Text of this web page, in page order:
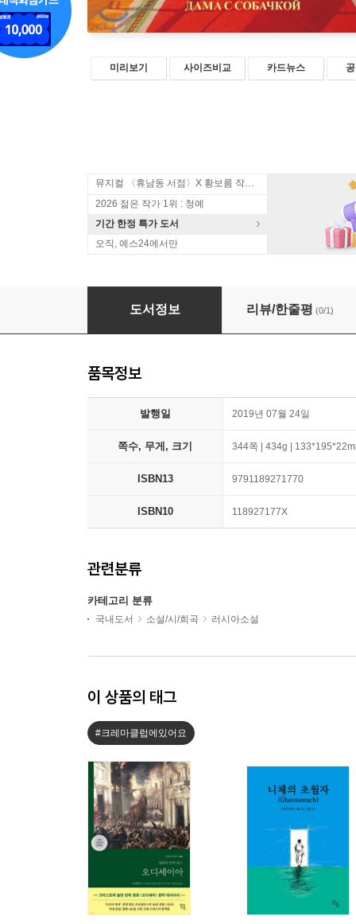
미리보기 사이즈비교 카드뉴스
뮤지컬 〈휴남동 서점〉X 황보름 작가 북토크
2026 젊은 작가 1위 : 청예
기간 한정 특가 도서
오직, 예스24에서만
개를 데리고 다니는 부인
도서정보 리뷰/한줄평 (0/1)
품목정보
발행일 2019년 07월 24일
쪽수, 무게, 크기 344쪽 | 434g |
ISBN13 9791189271770
ISBN10 118927177X
관련분류
카테고리 분류
국내도서 소설/시/희곡 러시아소설
이 상품의 태그
#크레마클럽에있어요